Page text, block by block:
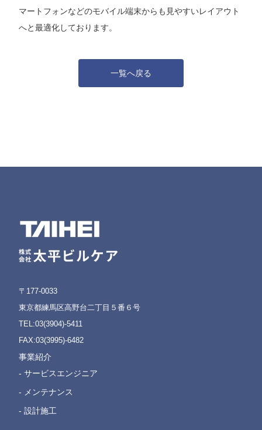
マートフォンなどのモバイル端末からも見やすいレイアウト
へと最適化しております。
一覧へ戻る
〒177-0033
東京都練馬区高野台二丁目５番６号
TEL:03(3904)-5411
FAX:03(3995)-6482
事業紹介
- サービスエンジニア
- メンテナンス
- 設計施工